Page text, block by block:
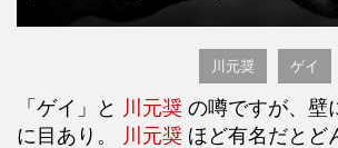
川元奨 ゲイ
「ゲイ」と 川元奨 の噂ですが、壁
に目あり。
川元奨 ほど有名だとど